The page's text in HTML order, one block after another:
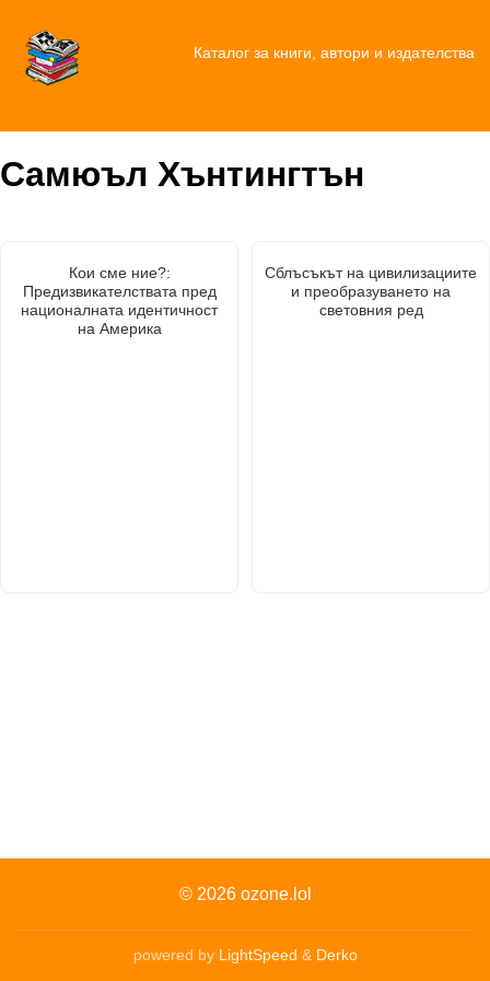
Каталог за книги, автори и издателства
Самюъл Хънтингтън
Кои сме ние?:
Предизвикателствата пред
националната идентичност
на Америка
Сблъсъкът на цивилизациите
и преобразуването на
световния ред
© 2026 ozone.lol
powered by LightSpeed & Derko